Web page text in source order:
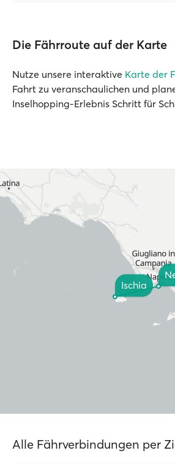
Die Fährroute auf der Karte
Nutze unsere interaktive Karte der
Fahrt zu veranschaulichen und
Inselhopping-Erlebnis Schritt für
Ischia
Alle Fährverbindungen per